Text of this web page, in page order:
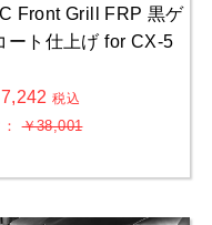
Front Grill FRP 黒ゲ
ート仕上げ for CX-5
税込
：￥38,001